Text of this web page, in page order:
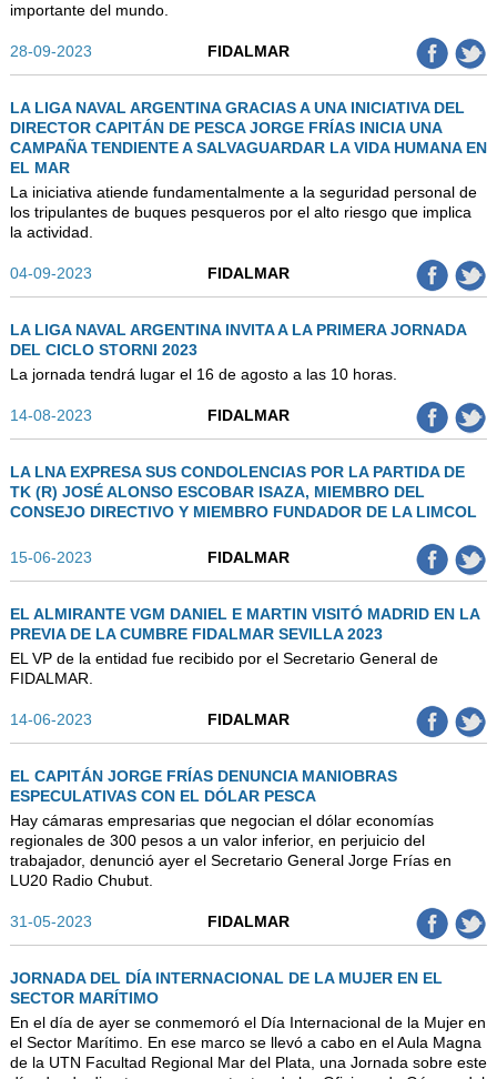
importante del mundo.
28-09-2023 FIDALMAR
LA LIGA NAVAL ARGENTINA GRACIAS A UNA INICIATIVA DEL
DIRECTOR CAPITÁN DE PESCA JORGE FRÍAS INICIA UNA
CAMPAÑA TENDIENTE A SALVAGUARDAR LA VIDA HUMANA EN
EL MAR
La iniciativa atiende fundamentalmente a la seguridad personal de
los tripulantes de buques pesqueros por el alto riesgo que implica
la actividad.
04-09-2023 FIDALMAR
LA LIGA NAVAL ARGENTINA INVITA A LA PRIMERA JORNADA
DEL CICLO STORNI 2023
La jornada tendrá lugar el 16 de agosto a las 10 horas.
14-08-2023 FIDALMAR
LA LNA EXPRESA SUS CONDOLENCIAS POR LA PARTIDA DE
TK (R) JOSÉ ALONSO ESCOBAR ISAZA, MIEMBRO DEL
CONSEJO DIRECTIVO Y MIEMBRO FUNDADOR DE LA LIMCOL
15-06-2023 FIDALMAR
EL ALMIRANTE VGM DANIEL E MARTIN VISITÓ MADRID EN LA
PREVIA DE LA CUMBRE FIDALMAR SEVILLA 2023
EL VP de la entidad fue recibido por el Secretario General de
FIDALMAR.
14-06-2023 FIDALMAR
EL CAPITÁN JORGE FRÍAS DENUNCIA MANIOBRAS
ESPECULATIVAS CON EL DÓLAR PESCA
Hay cámaras empresarias que negocian el dólar economías
regionales de 300 pesos a un valor inferior, en perjuicio del
trabajador, denunció ayer el Secretario General Jorge Frías en
LU20 Radio Chubut.
31-05-2023 FIDALMAR
JORNADA DEL DÍA INTERNACIONAL DE LA MUJER EN EL
SECTOR MARÍTIMO
En el día de ayer se conmemoró el Día Internacional de la Mujer en
el Sector Marítimo. En ese marco se llevó a cabo en el Aula Magna
de la UTN Facultad Regional Mar del Plata, una Jornada sobre este